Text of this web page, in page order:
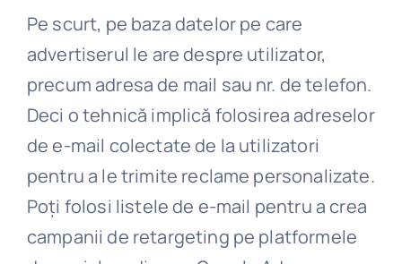
Pe scurt, pe baza datelor pe care
advertiserul le are despre utilizator,
precum adresa de mail sau nr. de telefon.
Deci o tehnică implică folosirea adreselor
de e-mail colectate de la utilizatori
pentru a le trimite reclame personalizate.
Poți folosi listele de e-mail pentru a crea
campanii de retargeting pe platformele